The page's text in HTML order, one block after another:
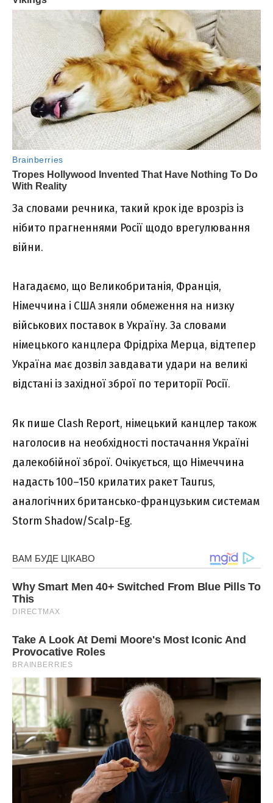
За словами речника, такий крок іде врозріз із
нібито прагненнями Росії щодо врегулювання
війни.
Нагадаємо, що Великобританія, Франція,
Німеччина і США зняли обмеження на низку
військових поставок в Україну. За словами
німецького канцлера Фрідріха Мерца, відтепер
Україна має дозвіл завдавати удари на великі
відстані із західної зброї по території Росії.
Як пише Clash Report, німецький канцлер також
наголосив на необхідності постачання Україні
далекобійної зброї. Очікується, що Німеччина
надасть 100–150 крилатих ракет Taurus,
аналогічних британсько-французьким системам
Storm Shadow/Scalp-Eg.